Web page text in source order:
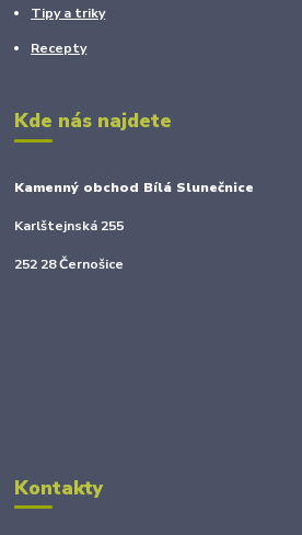
Tipy a triky
Recepty
Kde nás najdete
Kamenný obchod Bílá Slunečnice
Karlštejnská 255
252 28 Černošice
Kontakty